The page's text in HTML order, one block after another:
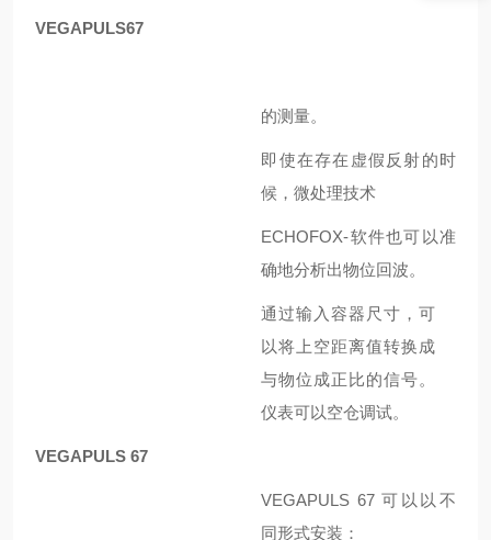
VEGAPULS67
的测量。
即使在存在虚假反射的时
候，微处理技术
ECHOFOX-软件也可以准
确地分析出物位回波。
通过输入容器尺寸，可
以将上空距离值转换成
与物位成正比的信号。
仪表可以空仓调试。
VEGAPULS 67
VEGAPULS 67可以以不
同形式安装：